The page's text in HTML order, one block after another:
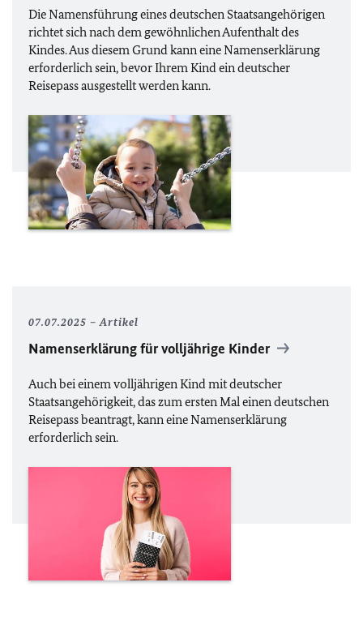
Die Namensführung eines deutschen Staatsangehörigen
richtet sich nach dem gewöhnlichen Aufenthalt des
Kindes. Aus diesem Grund kann eine Namenserklärung
erforderlich sein, bevor Ihrem Kind ein deutscher
Reisepass ausgestellt werden kann.
07.07.2025 Artikel
Namenserklärung für volljährige Kinder
Auch bei einem volljährigen Kind mit deutscher
Staatsangehörigkeit, das zum ersten Mal einen deutschen
Reisepass beantragt, kann eine Namenserklärung
erforderlich sein.